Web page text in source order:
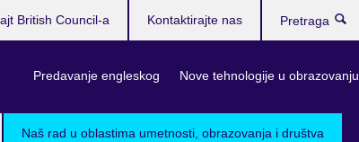
Naš rad u oblastima umetnosti, obrazovanja i društva
Predavanje engleskog Nove tehnologije u obrazovanju
British Council-a Kontaktirajte nas